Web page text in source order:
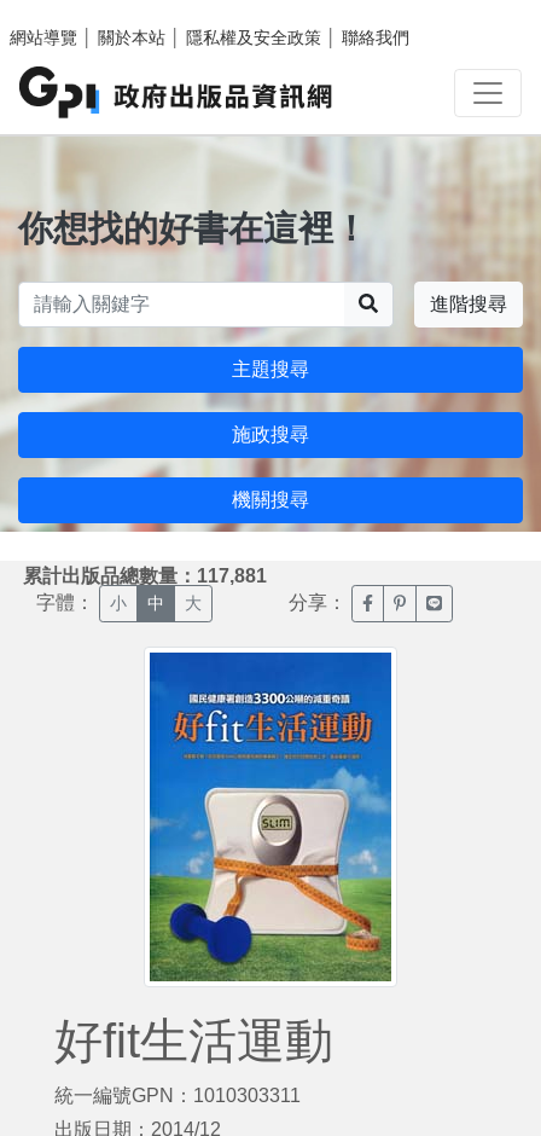
網站導覽
關於本站 隱私權及安全政策 聯絡我們
你想找的好書在這裡！
進階搜尋
主題搜尋
施政搜尋
機關搜尋
累計出版品總數量：117,881
字體： 小 中 大 分享： 臉書分享(另開新視窗)
噗浪分享(另開新
Line分享(另
好fit生活運動
統一編號GPN：1010303311
出版日期：2014/12